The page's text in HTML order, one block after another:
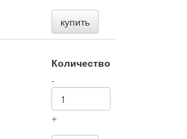
купить
Количество
-
+